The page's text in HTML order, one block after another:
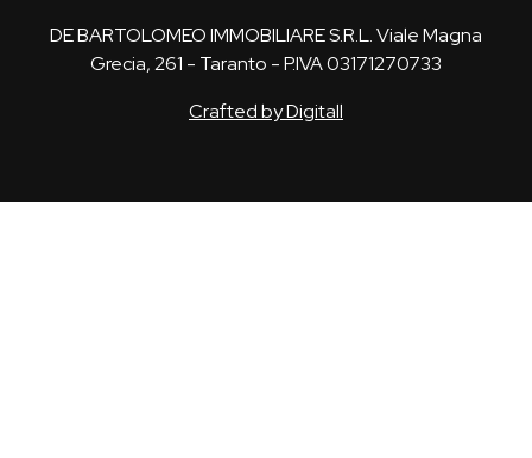
DE BARTOLOMEO IMMOBILIARE S.R.L. Viale Magna
Grecia, 261 - Taranto - P.IVA 03171270733
Crafted by Digitall